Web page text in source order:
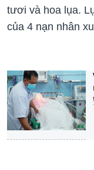
tươi và hoa lụa.
của 4 nạn nhân